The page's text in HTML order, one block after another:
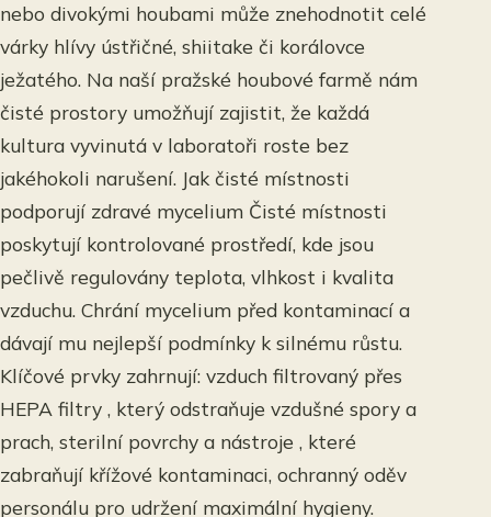
nebo divokými houbami může znehodnotit celé
várky hlívy ústřičné, shiitake či korálovce
ježatého. Na naší pražské houbové farmě nám
čisté prostory umožňují zajistit, že každá
kultura vyvinutá v laboratoři roste bez
jakéhokoli narušení. Jak čisté místnosti
podporují zdravé mycelium Čisté místnosti
poskytují kontrolované prostředí, kde jsou
pečlivě regulovány teplota, vlhkost i kvalita
vzduchu. Chrání mycelium před kontaminací a
dávají mu nejlepší podmínky k silnému růstu.
Klíčové prvky zahrnují: vzduch filtrovaný přes
HEPA filtry , který odstraňuje vzdušné spory a
prach, sterilní povrchy a nástroje , které
zabraňují křížové kontaminaci, ochranný oděv
personálu pro udržení maximální hygieny.